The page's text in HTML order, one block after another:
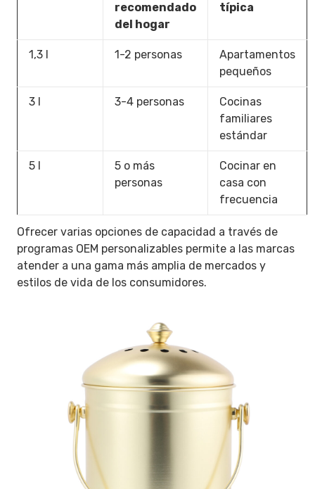
recomendado
del hogar
típica
1,3 l 1-2 personas
Apartamentos
pequeños
3 l 3-4 personas
Cocinas
familiares
estándar
5 l
5 o más
personas
Cocinar en
casa con
frecuencia
Ofrecer varias opciones de capacidad a través de
programas OEM personalizables permite a las marcas
atender a una gama más amplia de mercados y
estilos de vida de los consumidores.